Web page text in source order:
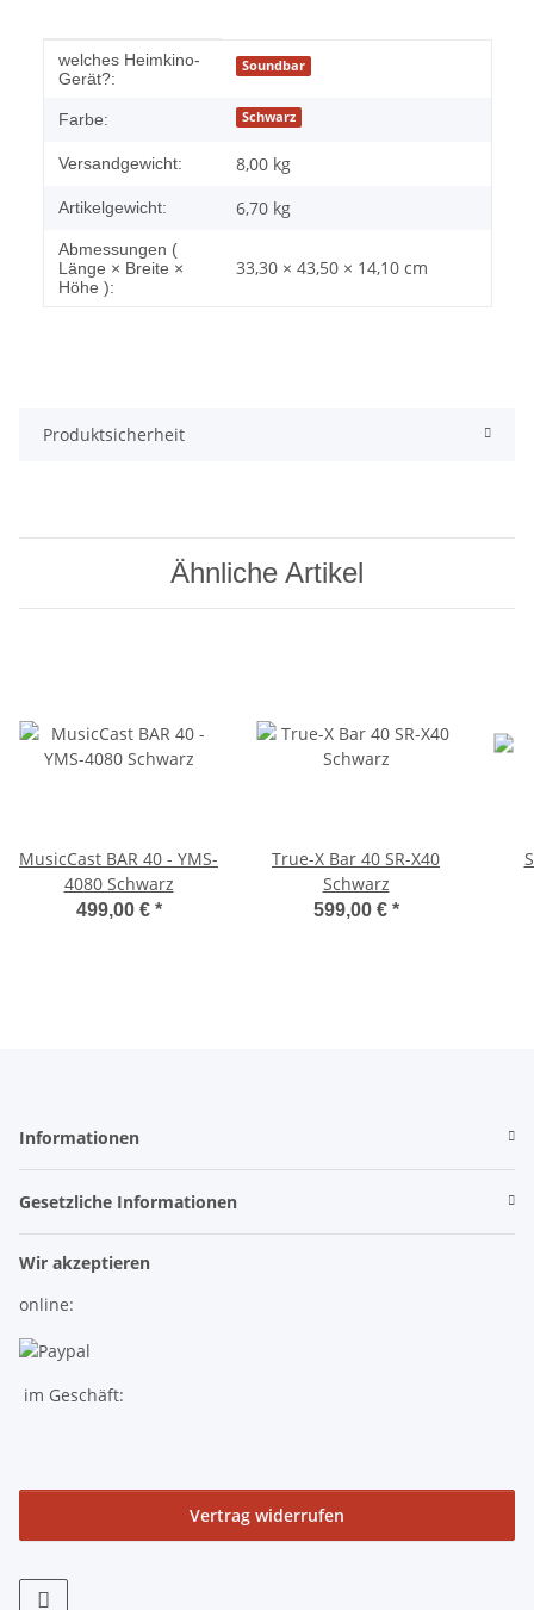
Produkteigenschaft
Wert
welches Heimkino-
Gerät?:
Soundbar
Farbe: Schwarz
Versandgewicht: 8,00 kg
Artikelgewicht: 6,70 kg
Abmessungen (
Länge × Breite ×
Höhe ):
33,30 × 43,50 × 14,10 cm
Produktsicherheit
Ähnliche Artikel
MusicCast BAR 40 - YMS-
4080 Schwarz
499,00 € *
True-X Bar 40 SR-X40
Schwarz
599,00 € *
Informationen
Gesetzliche Informationen
Wir akzeptieren
online:
im Geschäft:
Vertrag widerrufen